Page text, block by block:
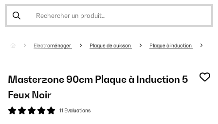
Electroménager Plaque de cuisson Plaque à induction
Masterzone 90cm Plaque à Induction 5
Feux Noir
11 Evaluations